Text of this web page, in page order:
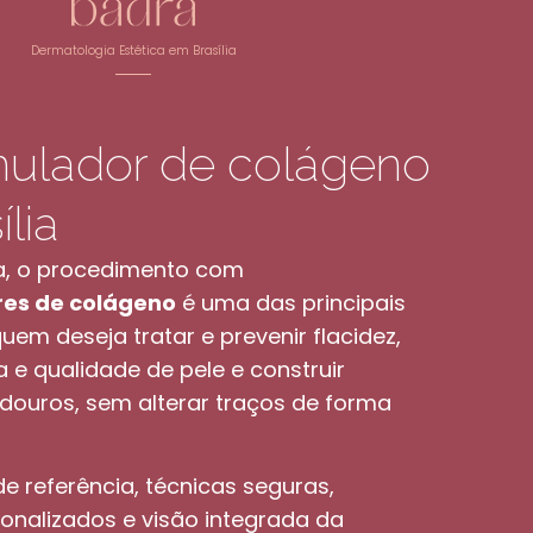
Dermatologia Estética em Brasília
de colágeno
o procedimento com
de colágeno é uma das principais
deseja tratar e prevenir flacidez,
e qualidade de pele e construir
sem alterar traços de forma
referência, técnicas seguras,
e visão integrada da